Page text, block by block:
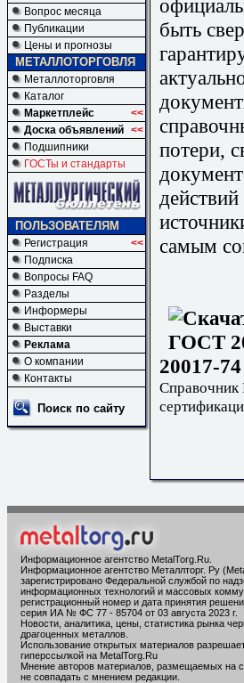
Вопрос месяца
Публикации
Цены и прогнозы
МЕТАЛЛОТОРГОВЛЯ
Металлоторговля
Каталог
Маркетплейс
<<
Доска объявлений <<
Подшипники
ГОСТы и стандарты
ПОЛЬЗОВАТЕЛЯМ
Регистрация
<<
Подписка
Вопросы FAQ
Разделы
Информеры
Выставки
Реклама
О компании
Контакты
Поиск по сайту
быть
потери,
самым
20017-
Информационное агентство MetalTorg.Ru
Информационное агентство Металлторг. Ру
зарегистрировано Федеральной службой по
информационных технологий и массовых
регистрационный номер и дата принятия
серия ИА № ФС 77 - 85704 от 03 августа 2023 г.
Новости, аналитика, цены, статистика рынка
драгоценных металлов.
Использование открытых материалов
гиперссылкой на MetalTorg.Ru
Мнение авторов материалов, размещаемых на
не совпадать с мнением редакции.